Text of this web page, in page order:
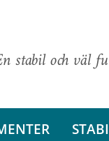
stabil och väl